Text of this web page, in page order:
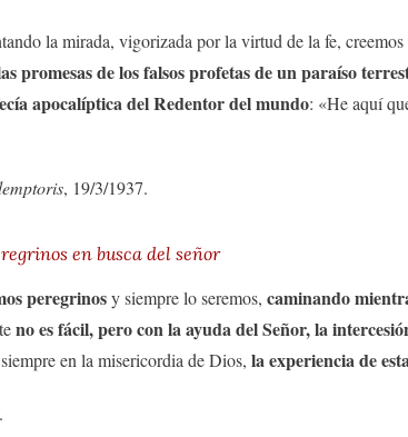
la mirada, vigorizada por la virtud de la fe,
promesas de los falsos profetas de un paraíso
apocalíptica del Redentor del mundo: «He aquí
, 19/3/1937.
en busca del señor
peregrinosy siempre lo seremos, caminando
no es fácil, pero con la ayuda del Señor, la
en la misericordia de Dios, la experiencia de